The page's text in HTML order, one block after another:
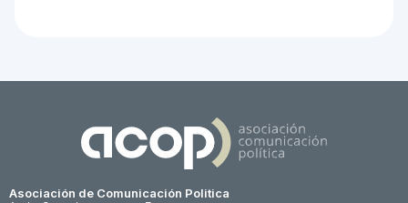
Asociación de Comunicación Politica